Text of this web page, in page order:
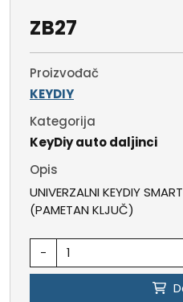
ZB27
Proizvođač
KEYDIY
Kategorija
KeyDiy auto daljinci
Opis
UNIVERZALNI KEYDIY
(PAMETAN KLJUČ)
-